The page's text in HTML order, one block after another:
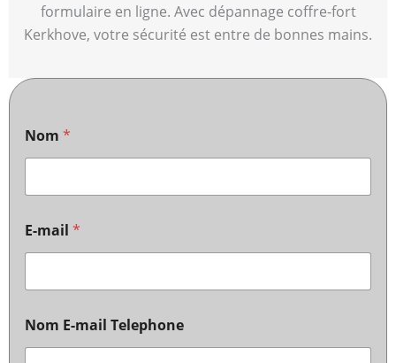
formulaire en ligne. Avec dépannage coffre-fort
Kerkhove, votre sécurité est entre de bonnes mains.
Nom *
E-mail *
Nom E-mail Telephone